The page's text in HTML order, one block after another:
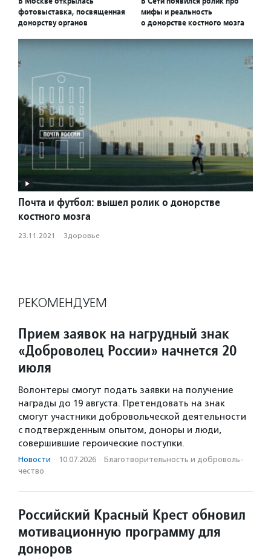
фотовыставка, посвященная
донорству органов
мифы и реальность
о донорстве костного мозга
Почта и футбол: вышел ролик о донорстве
костного мозга
23.11.2021 · Здоровье
РЕКОМЕНДУЕМ
Прием заявок на нагрудный знак
«Доброволец России» начнется 20
июля
Волонтеры смогут подать заявки на получение
награды до 19 августа. Претендовать на знак
смогут участники добровольческой деятельности
с подтвержденным опытом, доноры и люди,
совершившие героические поступки.
Новости · 10.07.2026 · Благотвори­тель­ность и доброволь­
чест­во
Российский Красный Крест обновил
мотивационную программу для
доноров